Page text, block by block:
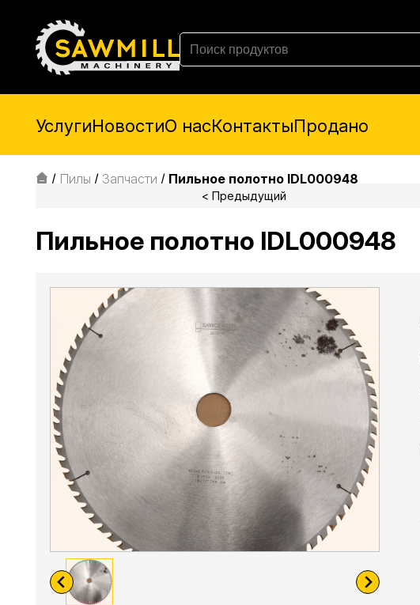
УслугиНовостиО насКонтактыПродано
/ Пилы / Запчасти / Пильное полотно IDL000948
< Предыдущий
Пильное полотно IDL000948